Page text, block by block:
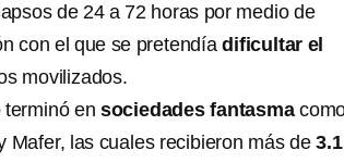
de 24 a 72 horas por medio de
con el que se pretendíadificultar el
movilizados.
terminó en sociedades fantasma
Mafer, las cuales recibieron más de3.1